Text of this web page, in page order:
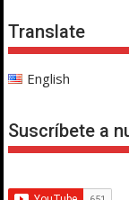
Translate
English
Suscríbete a